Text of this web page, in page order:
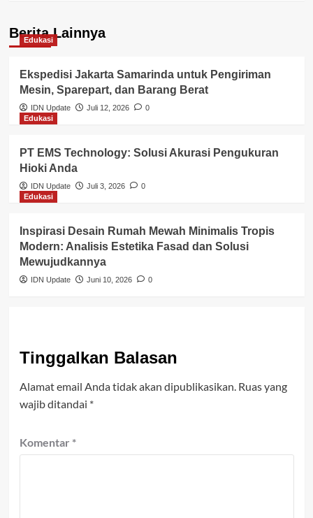
Berita Lainnya
Edukasi
Ekspedisi Jakarta Samarinda untuk Pengiriman
Mesin, Sparepart, dan Barang Berat
IDN Update Juli 12, 2026
0
Edukasi
PT EMS Technology: Solusi Akurasi Pengukuran
Hioki Anda
IDN Update Juli 3, 2026
0
Edukasi
Inspirasi Desain Rumah Mewah Minimalis Tropis
Modern: Analisis Estetika Fasad dan Solusi
Mewujudkannya
IDN Update Juni 10, 2026 0
Tinggalkan Balasan
Alamat email Anda tidak akan dipublikasikan. Ruas yang
wajib ditandai *
Komentar *